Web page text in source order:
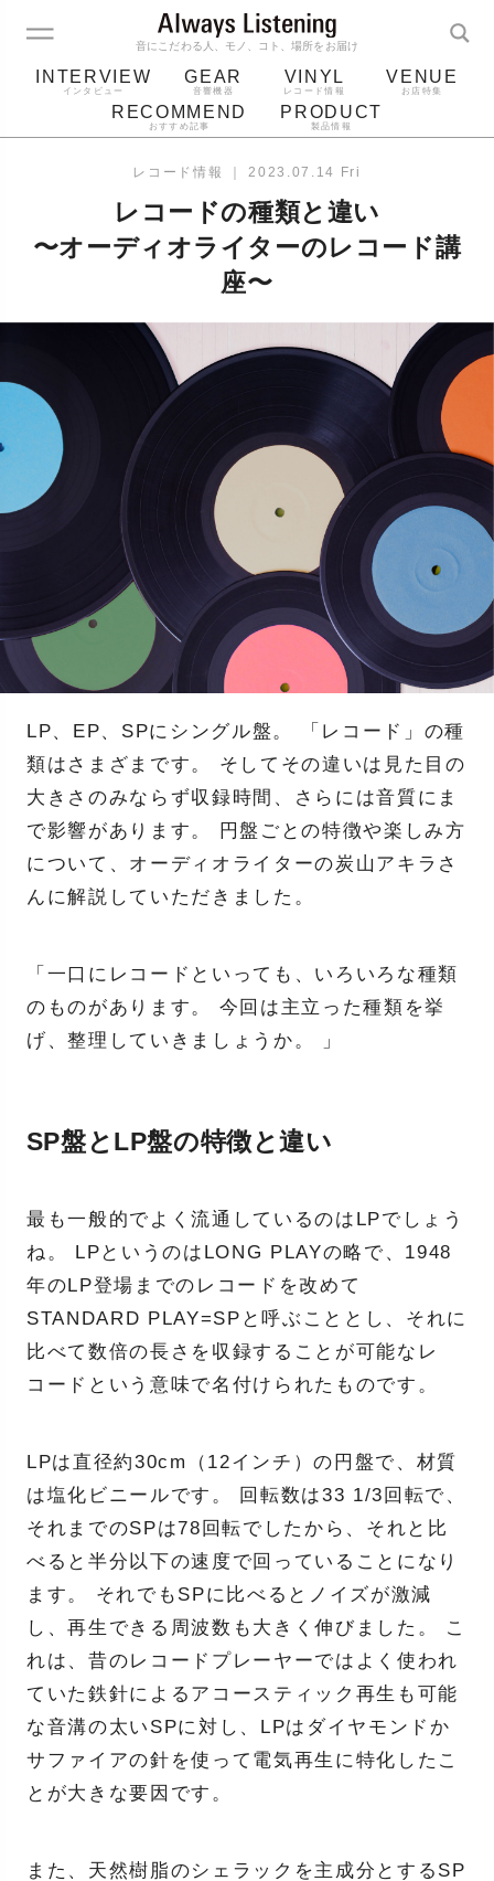
音にこだわる人、モノ、コト、場所をお届け
INTERVIEW
インタビュー
GEAR
音響機器
VINYL
レコード情報
VENUE
お店特集
RECOMMEND
おすすめ記事
PRODUCT
製品情報
bluetooth アルバム
レコード針
レコード情報 ｜ 2023.07.14 Fri
レコードの種類と違い
〜オーディオライターのレコード講
座〜
LP、EP、SPにシングル盤。 「レコード」の種
類はさまざまです。 そしてその違いは見た目の
大きさのみならず収録時間、さらには音質にま
で影響があります。 円盤ごとの特徴や楽しみ方
について、オーディオライターの炭山アキラさ
んに解説していただきました。
「一口にレコードといっても、いろいろな種類
のものがあります。 今回は主立った種類を挙
げ、整理していきましょうか。 」
SP盤とLP盤の特徴と違い
最も一般的でよく流通しているのはLPでしょう
ね。 LPというのはLONG PLAYの略で、1948
年のLP登場までのレコードを改めて
STANDARD PLAY=SPと呼ぶこととし、それに
比べて数倍の長さを収録することが可能なレ
コードという意味で名付けられたものです。
LPは直径約30cm（12インチ）の円盤で、材質
は塩化ビニールです。 回転数は33 1/3回転で、
それまでのSPは78回転でしたから、それと比
べると半分以下の速度で回っていることになり
ます。 それでもSPに比べるとノイズが激減
し、再生できる周波数も大きく伸びました。 こ
れは、昔のレコードプレーヤーではよく使われ
ていた鉄針によるアコースティック再生も可能
な音溝の太いSPに対し、LPはダイヤモンドか
サファイアの針を使って電気再生に特化したこ
とが大きな要因です。
また、天然樹脂のシェラックを主成分とするSP